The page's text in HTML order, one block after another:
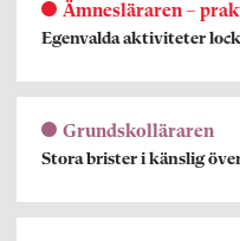
Ämnesläraren –
Egenvalda aktiviteter
Grundskolläraren
Stora brister i känslig